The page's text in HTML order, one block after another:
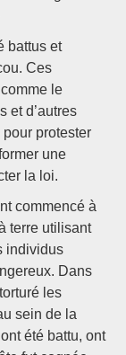
battus et
Ces
le
et d’autres
protester
une
la loi.
commencé à
terre utilisant
individus
Dans
les
sein de la
été battu, ont